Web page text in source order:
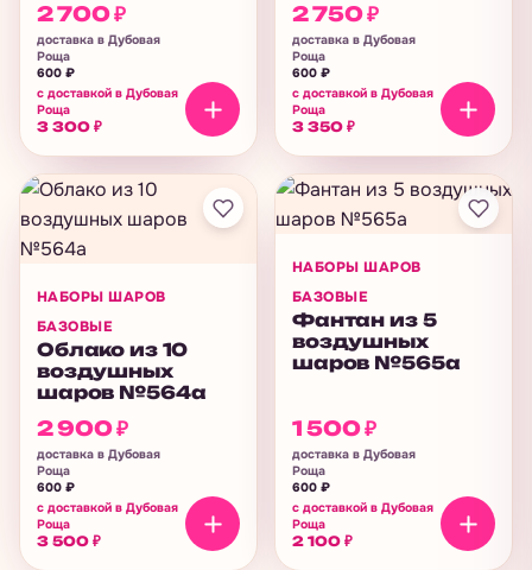
2 700₽
доставка в Дубовая
Роща
600 ₽
с доставкой в Дубовая
Роща
3 300 ₽
2 750₽
доставка в Дубовая
Роща
600 ₽
с доставкой в Дубовая
Роща
3 350 ₽
НАБОРЫ ШАРОВ
БАЗОВЫЕ
Облако из 10
воздушных
шаров №564а
2 900₽
доставка в Дубовая
Роща
600 ₽
с доставкой в Дубовая
Роща
3 500 ₽
НАБОРЫ ШАРОВ
БАЗОВЫЕ
Фантан из 5
воздушных
шаров №565а
1 500₽
доставка в Дубовая
Роща
600 ₽
с доставкой в Дубовая
Роща
2 100 ₽